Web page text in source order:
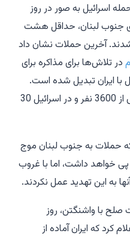
اسرائیل به صور در روز
جنوب لبنان، حداقل هشت
آخرین حملات نشان داد
در تلاش‌ها برای مذاکره برای
با ایران تبدیل شده است.
تلفات ماه‌ها درگیری در لبنان بیش از 3600 نفر و در اسرائیل 30
که حملات به جنوب لبنان موج
پی خواهد داشت، اما با غروب
به این تهدید عمل نکردند.
صلح با واشنگتن، روز
کرد که ایران آماده از